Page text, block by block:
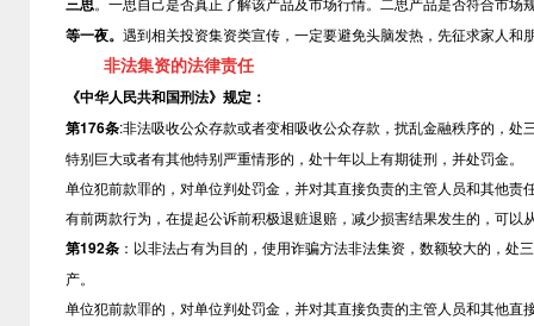
等一夜。 遇到相关投资集资类宣传，一定要避免头脑发热，先征求家人
非法集资的法律责任
《中华人民共和国刑法》规定：
第176条:非法吸收公众存款或者变相吸收公众存款，扰乱金融秩序的，
特别巨大或者有其他特别严重情形的，处十年以上有期徒刑，并处罚金。
单位犯前款罪的，对单位判处罚金，并对其直接负责的主管人员和其他责
有前两款行为，在提起公诉前积极退赃退赔，减少损害结果发生的，可以
第192条 ：以非法占有为目的，使用诈骗方法非法集资，数额较大的，
产。
单位犯前款罪的，对单位判处罚金，并对其直接负责的主管人员和其他直